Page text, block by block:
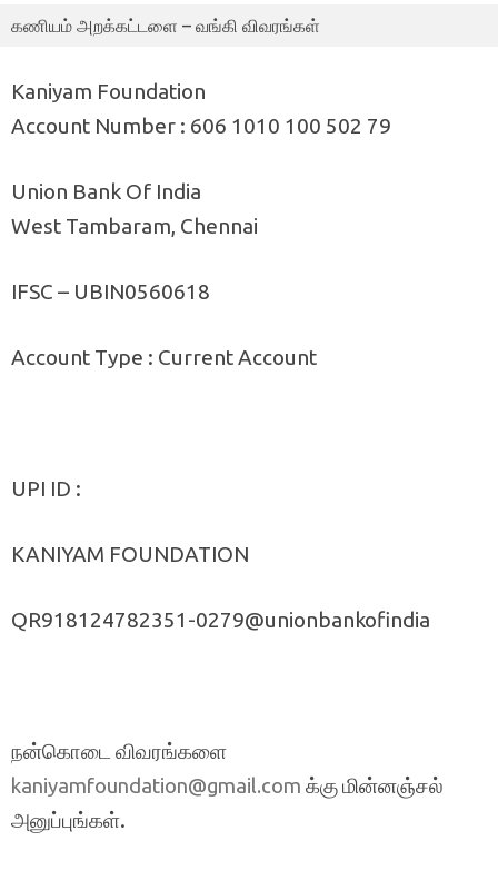
கணியம் அறக்கட்டளை – வங்கி விவரங்கள்
Kaniyam Foundation
Account Number : 606 1010 100 502 79
Union Bank Of India
West Tambaram, Chennai
IFSC – UBIN0560618
Account Type : Current Account
UPI ID :
KANIYAM FOUNDATION
QR918124782351-0279@unionbankofindia
நன்கொடை விவரங்களை
kaniyamfoundation@gmail.com க்கு மின்னஞ்சல்
அனுப்புங்கள்.